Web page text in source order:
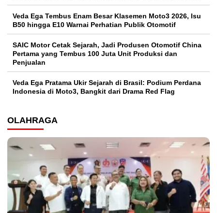
Veda Ega Tembus Enam Besar Klasemen Moto3 2026, Isu
B50 hingga E10 Warnai Perhatian Publik Otomotif
SAIC Motor Cetak Sejarah, Jadi Produsen Otomotif China
Pertama yang Tembus 100 Juta Unit Produksi dan
Penjualan
Veda Ega Pratama Ukir Sejarah di Brasil: Podium Perdana
Indonesia di Moto3, Bangkit dari Drama Red Flag
OLAHRAGA